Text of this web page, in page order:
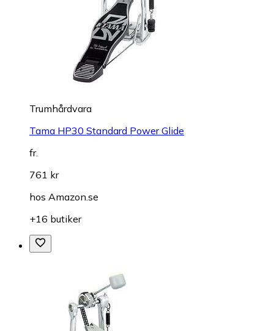
Trumhårdvara
Tama HP30 Standard Power Glide
fr.
761 kr
hos Amazon.se
+16 butiker